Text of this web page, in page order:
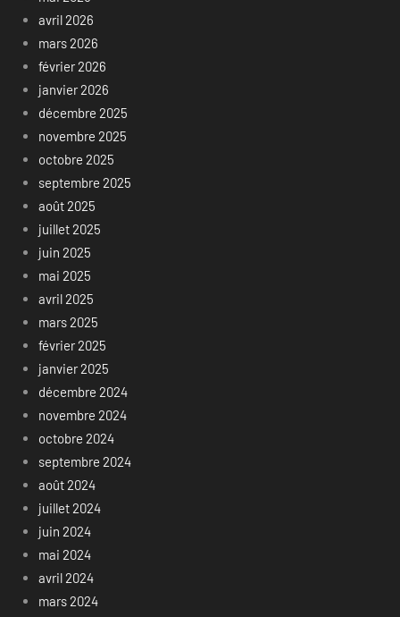
avril 2026
mars 2026
février 2026
janvier 2026
décembre 2025
novembre 2025
octobre 2025
septembre 2025
août 2025
juillet 2025
juin 2025
mai 2025
avril 2025
mars 2025
février 2025
janvier 2025
décembre 2024
novembre 2024
octobre 2024
septembre 2024
août 2024
juillet 2024
juin 2024
mai 2024
avril 2024
mars 2024